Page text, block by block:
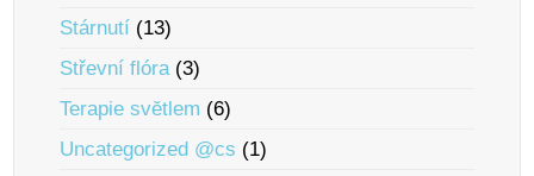
Stárnutí (13)
Střevní flóra(3)
Terapie svĕtlem (6)
Uncategorized @cs (1)